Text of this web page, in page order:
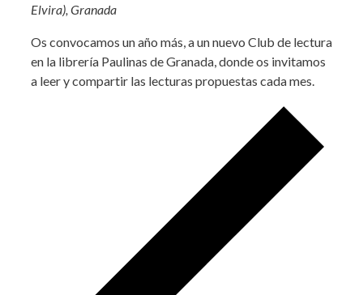
Elvira), Granada
Os convocamos un año más, a un nuevo Club de lectura
en la librería Paulinas de Granada, donde os invitamos
a leer y compartir las lecturas propuestas cada mes.